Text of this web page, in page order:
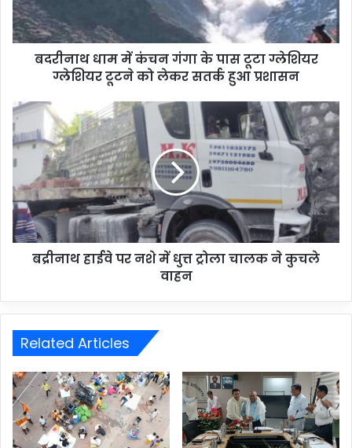
बदरीनाथ धाम में कंचन गंगा के पास टूटा ग्लेशियर
ग्लेशियर टूटने को लेकर सतर्क हुआ प्रशासन
बद्रीनाथ हाईवे पर नशे में धुत्त ट्रोला चालक ने कुचले
वाहन
Related Articles